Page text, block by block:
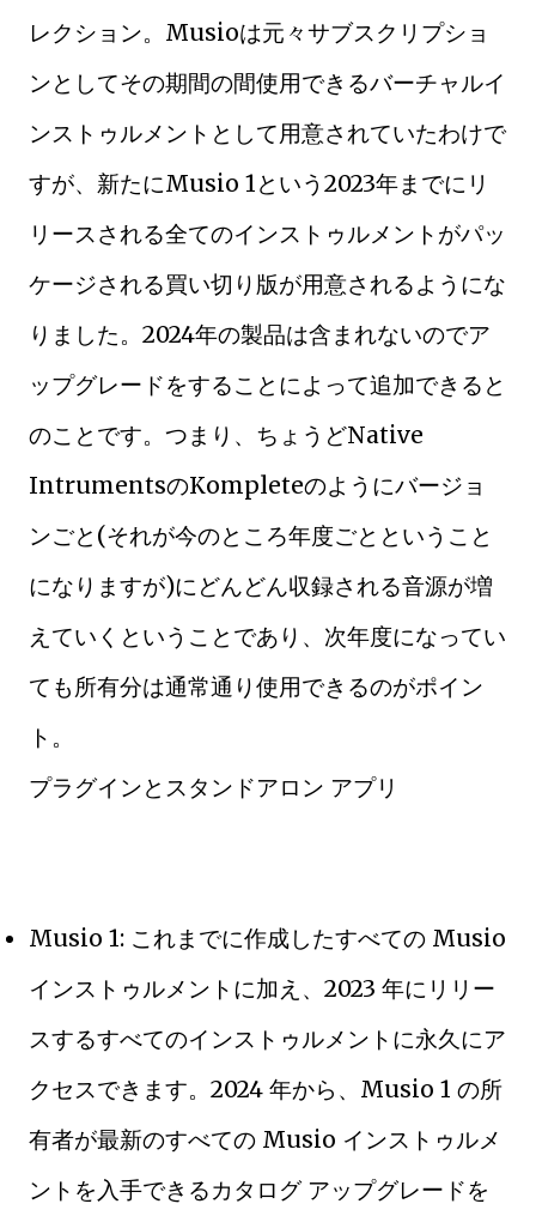
レクション。Musioは元々サブスクリプショ
ンとしてその期間の間使用できるバーチャルイ
ンストゥルメントとして用意されていたわけで
すが、新たにMusio 1という2023年までにリ
リースされる全てのインストゥルメントがパッ
ケージされる買い切り版が用意されるようにな
りました。2024年の製品は含まれないのでア
ップグレードをすることによって追加できると
のことです。つまり、ちょうどNative
IntrumentsのKompleteのようにバージョ
ンごと(それが今のところ年度ごとということ
になりますが)にどんどん収録される音源が増
えていくということであり、次年度になってい
ても所有分は通常通り使用できるのがポイン
ト。
プラグインとスタンドアロン アプリ
Musio 1: これまでに作成したすべての Musio
インストゥルメントに加え、2023 年にリリー
スするすべてのインストゥルメントに永久にア
クセスできます。2024 年から、Musio 1 の所
有者が最新のすべての Musio インストゥルメ
ントを入手できるカタログ アップグレードを